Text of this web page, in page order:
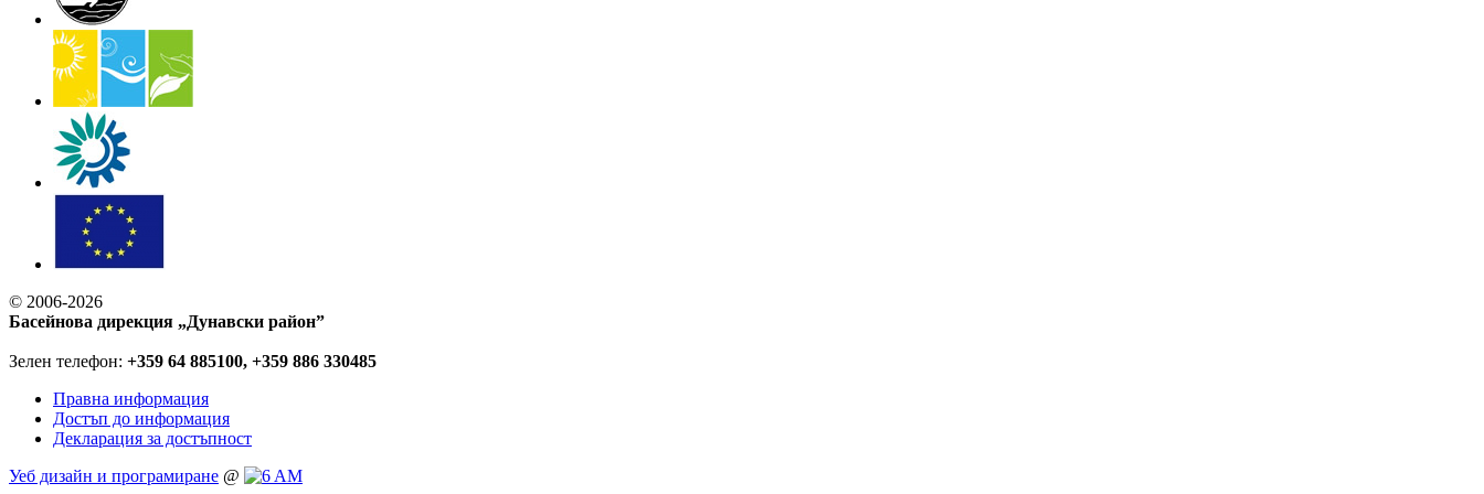
© 2006-2026
Басейнова дирекция „Дунавски район”
Зелен телефон: +359 64 885100, +359 886 330485
Правна информация
Достъп до информация
Декларация за достъпност
Уеб дизайн и програмиране @